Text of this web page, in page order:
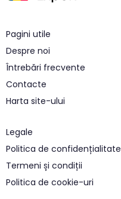
Pagini utile
Despre noi
Întrebări frecvente
Contacte
Harta site-ului
Legale
Politica de confidențialitate
Termeni și condiții
Politica de cookie-uri